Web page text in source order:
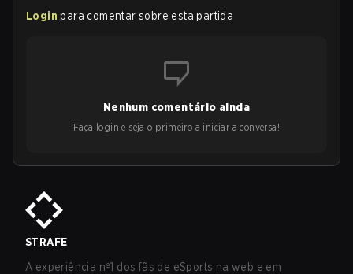
Login para comentar sobre esta partida
Nenhum comentário ainda
Faça login e seja o primeiro a iniciar a conversa!
STRAFE
A experiência nº1 dos fãs de eSports na web e em